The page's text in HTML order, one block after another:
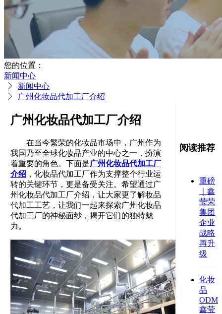
您的位置：
新闻中心
新闻中心
广州化妆品代加工厂介绍
阅读推荐
重磅
｜鑫
莹荣
集团
企业
战略
再升
级
化妆
品
鑫莹
广州化妆品代加工厂介绍
在当今繁荣的化妆品市场中，广州作为
我国乃至全球化妆品产业的中心之一，扮演
着重要的角色。下面是广州化妆品代加工厂
介绍，化妆品代加工厂作为支撑整个行业运
转的关键环节，更是备受关注。希望通过广
州化妆品代加工厂介绍，让大家更了解妆品
代加工工艺，让我们一起来探索广州化妆品
代加工厂的神秘面纱，揭开它们的独特魅
力。